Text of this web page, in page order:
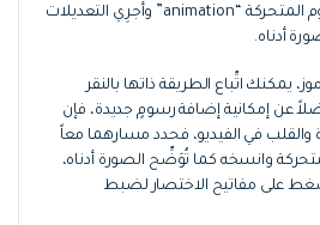
متبوعاً بالنقر على خيار الرسوم المتحركة “animation” وأجرِي التعديلات
أدناه.
يمكنك اتِّباع الطريقة ذاتها بالنقر
عن إمكانية إضافة رسومٍ جديدة، فإن
والقلب في الفيديو، فحدد مسارهما معاً
وانسخه كما تُوَضِّح الصورة أدناه،
على مفاتيح الاختصار لضبط